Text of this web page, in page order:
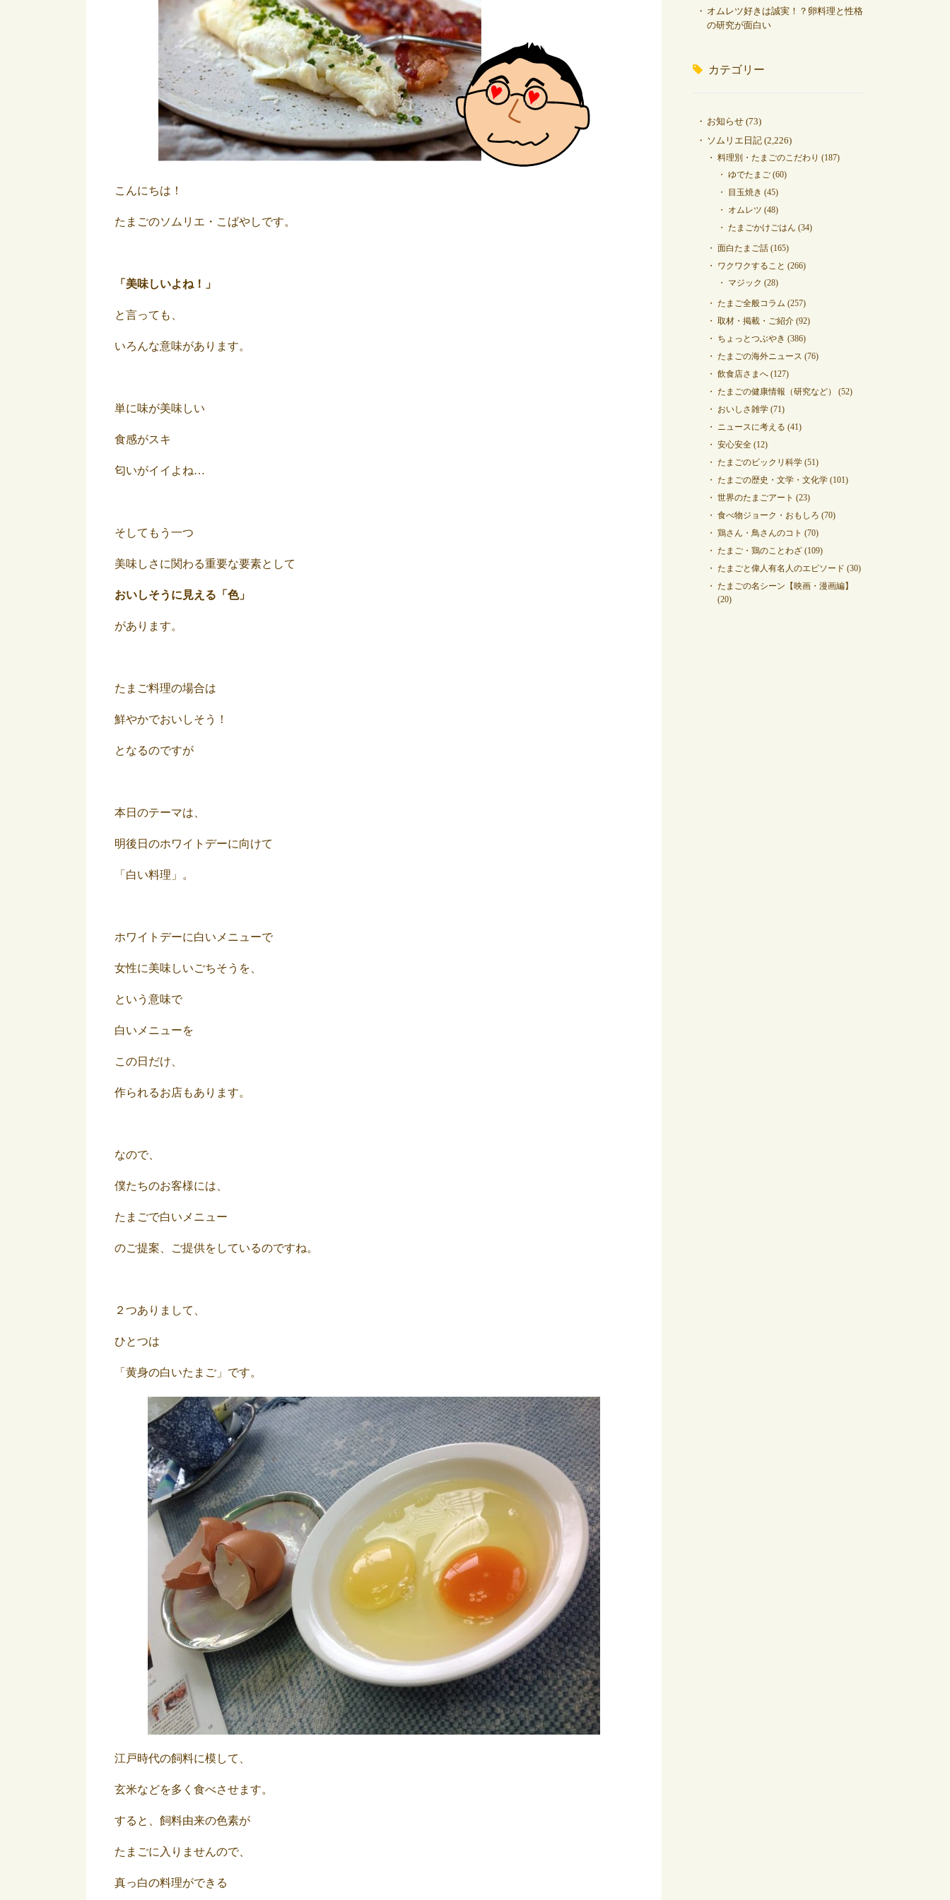
こんにちは！
たまごのソムリエ・こばやしです。
「美味しいよね！」
と言っても、
いろんな意味があります。
単に味が美味しい
食感がスキ
匂いがイイよね…
そしてもう一つ
美味しさに関わる重要な要素として
おいしそうに見える「色」
があります。
たまご料理の場合は
鮮やかでおいしそう！
となるのですが
本日のテーマは、
明後日のホワイトデーに向けて
「白い料理」。
ホワイトデーに白いメニューで
女性に美味しいごちそうを、
という意味で
白いメニューを
この日だけ、
作られるお店もあります。
なので、
僕たちのお客様には、
たまごで白いメニュー
のご提案、ご提供をしているのですね。
２つありまして、
ひとつは
「黄身の白いたまご」です。
江戸時代の飼料に模して、
玄米などを多く食べさせます。
すると、飼料由来の色素が
たまごに入りませんので、
真っ白の料理ができる
オムレツ好きは誠実！？卵料理と性格
の研究が面白い
カテゴリー
お知らせ (73)
ソムリエ日記 (2,226)
料理別・たまごのこだわり (187)
ゆでたまご (60)
目玉焼き (45)
オムレツ (48)
たまごかけごはん (34)
面白たまご話 (165)
ワクワクすること (266)
マジック (28)
たまご全般コラム (257)
取材・掲載・ご紹介 (92)
ちょっとつぶやき (386)
たまごの海外ニュース (76)
飲食店さまへ (127)
たまごの健康情報（研究など）
(52)
おいしさ雑学 (71)
ニュースに考える (41)
安心安全 (12)
たまごのビックリ科学 (51)
たまごの歴史・文学・文化学 (101)
世界のたまごアート (23)
食べ物ジョーク・おもしろ (70)
鶏さん・鳥さんのコト (70)
たまご・鶏のことわざ (109)
たまごと偉人有名人のエピソード (30)
たまごの名シーン【映画・漫画編】
(20)